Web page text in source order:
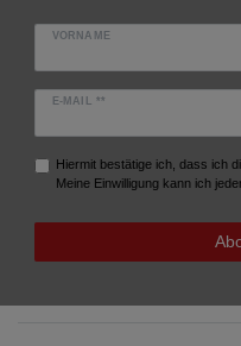
VORNAME
E-MAIL **
Hiermit bestätige ich, dass ich
Meine Einwilligung kann ich